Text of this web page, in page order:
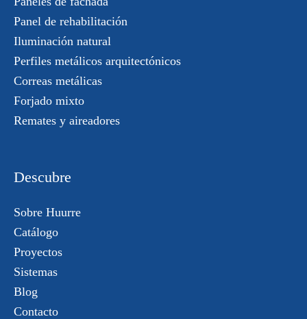
Panel de rehabilitación
Iluminación natural
Perfiles metálicos arquitectónicos
Correas metálicas
Forjado mixto
Remates y aireadores
Descubre
Sobre Huurre
Catálogo
Proyectos
Sistemas
Blog
Contacto